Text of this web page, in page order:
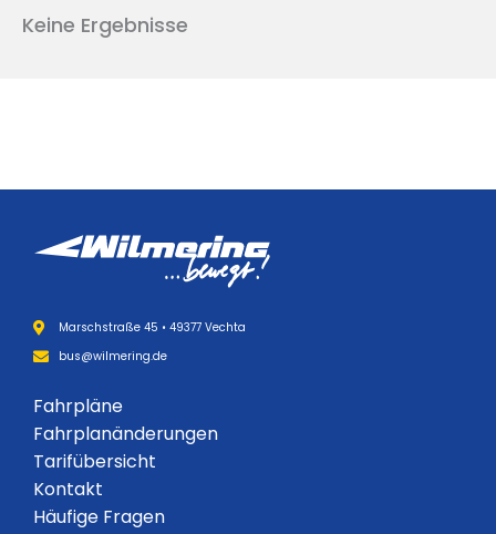
Keine Ergebnisse
Marschstraße 45 • 49377 Vechta
bus@wilmering.de
Fahrpläne
Fahrplanänderungen
Tarifübersicht
Kontakt
Häufige Fragen